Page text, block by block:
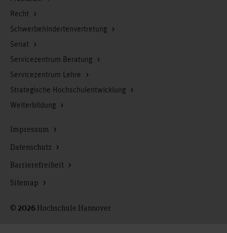
Recht
Schwerbehindertenvertretung
Senat
Servicezentrum Beratung
Servicezentrum Lehre
Strategische Hochschulentwicklung
Weiterbildung
© 2026 Hochschule Hannover
Impressum
Datenschutz
Barrierefreiheit
Sitemap